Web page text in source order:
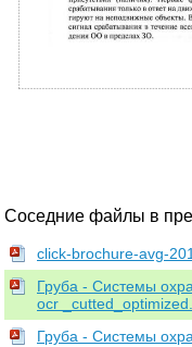
Соседние файлы в
click-brochure-avg-
Груба - Системы
ocr
Груба - Системы